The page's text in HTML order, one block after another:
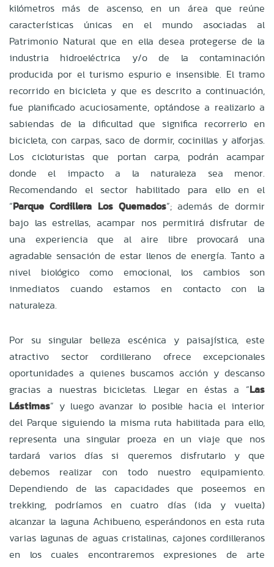
kilómetros más de ascenso, en un área que reúne
características únicas en el mundo asociadas al
Patrimonio Natural que en ella desea protegerse de la
industria hidroeléctrica y/o de la contaminación
producida por el turismo espurio e insensible. El tramo
recorrido en bicicleta y que es descrito a continuación,
fue planificado acuciosamente, optándose a realizarlo a
sabiendas de la dificultad que significa recorrerlo en
bicicleta, con carpas, saco de dormir, cocinillas y alforjas.
Los cicloturistas que portan carpa, podrán acampar
donde el impacto a la naturaleza sea menor.
Recomendando el sector habilitado para ello en el
“Parque Cordillera Los Quemados”; además de dormir
bajo las estrellas, acampar nos permitirá disfrutar de
una experiencia que al aire libre provocará una
agradable sensación de estar llenos de energía. Tanto a
nivel biológico como emocional, los cambios son
inmediatos cuando estamos en contacto con la
naturaleza.
Por su singular belleza escénica y paisajística, este
atractivo sector cordillerano ofrece excepcionales
oportunidades a quienes buscamos acción y descanso
gracias a nuestras bicicletas. Llegar en éstas a “Las
Lástimas” y luego avanzar lo posible hacia el interior
del Parque siguiendo la misma ruta habilitada para ello,
representa una singular proeza en un viaje que nos
tardará varios días si queremos disfrutarlo y que
debemos realizar con todo nuestro equipamiento.
Dependiendo de las capacidades que poseemos en
trekking, podríamos en cuatro días (ida y vuelta)
alcanzar la laguna Achibueno, esperándonos en esta ruta
varias lagunas de aguas cristalinas, cajones cordilleranos
en los cuales encontraremos expresiones de arte